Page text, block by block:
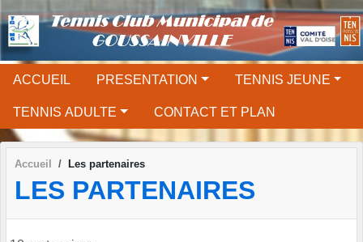
ACCUEIL PRESENTATION TENNIS JEUNE
TENNIS ADULTE CONTACT ET PLAN
Accueil Les partenaires
LES PARTENAIRES
Panneau de gestion des cookies